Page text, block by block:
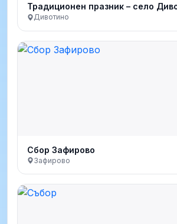
Традиционен празник – село
Дивотино
Сбор Зафирово
Зафирово